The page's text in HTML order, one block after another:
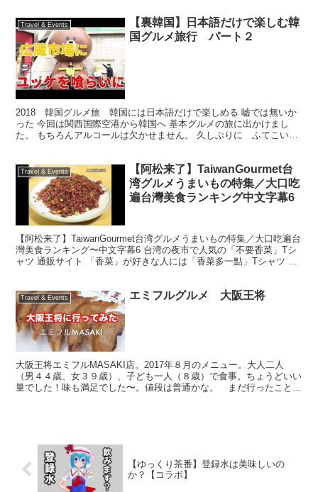
Travel & Events
【裏韓国】日本語だけで楽しむ韓
国グルメ旅行 パート２
2018 韓国グルメ旅 韓国には日本語だけで楽しめる 嘘では無いか
った 今回は関西国際空港から韓国へ 基本グルメの旅に出かけまし
た。 もちろんアルコールは欠かせません。 久しぶりに ふてこい女
Travel & Events
【阿松来了】TaiwanGourmet台
湾グルメうまいもの特集／大口吃
遍台灣美食ランキング中文字幕6
【阿松来了】TaiwanGourmet台湾グルメうまいもの特集／大口吃遍台
灣美食ランキング〜中文字幕6 台湾の夜市で人気の「不要香菜」Tシ
ャツ 通販サイト 「香菜」が好きな人には「香菜多一點」Tシャツ 通
Travel & Events エミフルグルメ 大阪王将
大阪王将エミフルMASAKI店。2017年８月のメニュー。大人二人
（男４４歳、女３９歳）、子ども一人（８歳）で食事。ちょうどいい
量でした！味も満足でした〜。値段は普通かな。 まだ行ったことな
【ゆっくり茶番】登録水は美味しいの
か？【コラボ】